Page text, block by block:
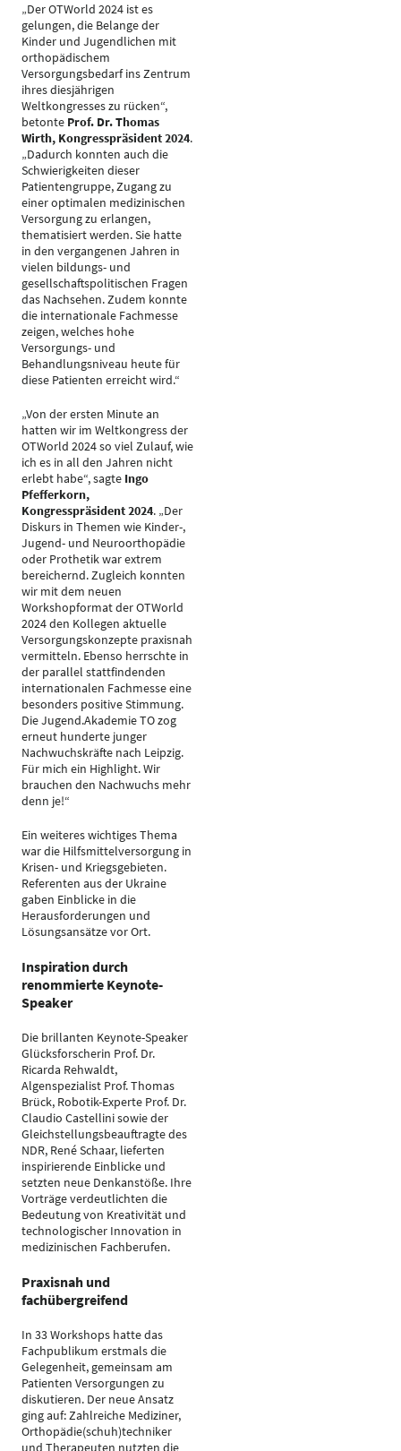
„Der OTWorld 2024 ist es
gelungen, die Belange der
Kinder und Jugendlichen mit
orthopädischem
Versorgungsbedarf ins Zentrum
ihres diesjährigen
Weltkongresses zu rücken“,
betonte Prof. Dr. Thomas
Wirth, Kongresspräsident 2024.
„Dadurch konnten auch die
Schwierigkeiten dieser
Patientengruppe, Zugang zu
einer optimalen medizinischen
Versorgung zu erlangen,
thematisiert werden. Sie hatte
in den vergangenen Jahren in
vielen bildungs- und
gesellschaftspolitischen Fragen
das Nachsehen. Zudem konnte
die internationale Fachmesse
zeigen, welches hohe
Versorgungs- und
Behandlungsniveau heute für
diese Patienten erreicht wird.“
„Von der ersten Minute an
hatten wir im Weltkongress der
OTWorld 2024 so viel Zulauf, wie
ich es in all den Jahren nicht
erlebt habe“, sagte Ingo
Pfefferkorn,
Kongresspräsident 2024. „Der
Diskurs in Themen wie Kinder-,
Jugend- und Neuroorthopädie
oder Prothetik war extrem
bereichernd. Zugleich konnten
wir mit dem neuen
Workshopformat der OTWorld
2024 den Kollegen aktuelle
Versorgungskonzepte praxisnah
vermitteln. Ebenso herrschte in
der parallel stattfindenden
internationalen Fachmesse eine
besonders positive Stimmung.
Die Jugend.Akademie TO zog
erneut hunderte junger
Nachwuchskräfte nach Leipzig.
Für mich ein Highlight. Wir
brauchen den Nachwuchs mehr
denn je!“
Ein weiteres wichtiges Thema
war die Hilfsmittelversorgung in
Krisen- und Kriegsgebieten.
Referenten aus der Ukraine
gaben Einblicke in die
Herausforderungen und
Lösungsansätze vor Ort.
Inspiration durch
renommierte Keynote-
Speaker
Die brillanten Keynote-Speaker
Glücksforscherin Prof. Dr.
Ricarda Rehwaldt,
Algenspezialist Prof. Thomas
Brück, Robotik-Experte Prof. Dr.
Claudio Castellini sowie der
Gleichstellungsbeauftragte des
NDR, René Schaar, lieferten
inspirierende Einblicke und
setzten neue Denkanstöße. Ihre
Vorträge verdeutlichten die
Bedeutung von Kreativität und
technologischer Innovation in
medizinischen Fachberufen.
Praxisnah und
fachübergreifend
In 33 Workshops hatte das
Fachpublikum erstmals die
Gelegenheit, gemeinsam am
Patienten Versorgungen zu
diskutieren. Der neue Ansatz
ging auf: Zahlreiche Mediziner,
Orthopädie(schuh)techniker
und Therapeuten nutzten die